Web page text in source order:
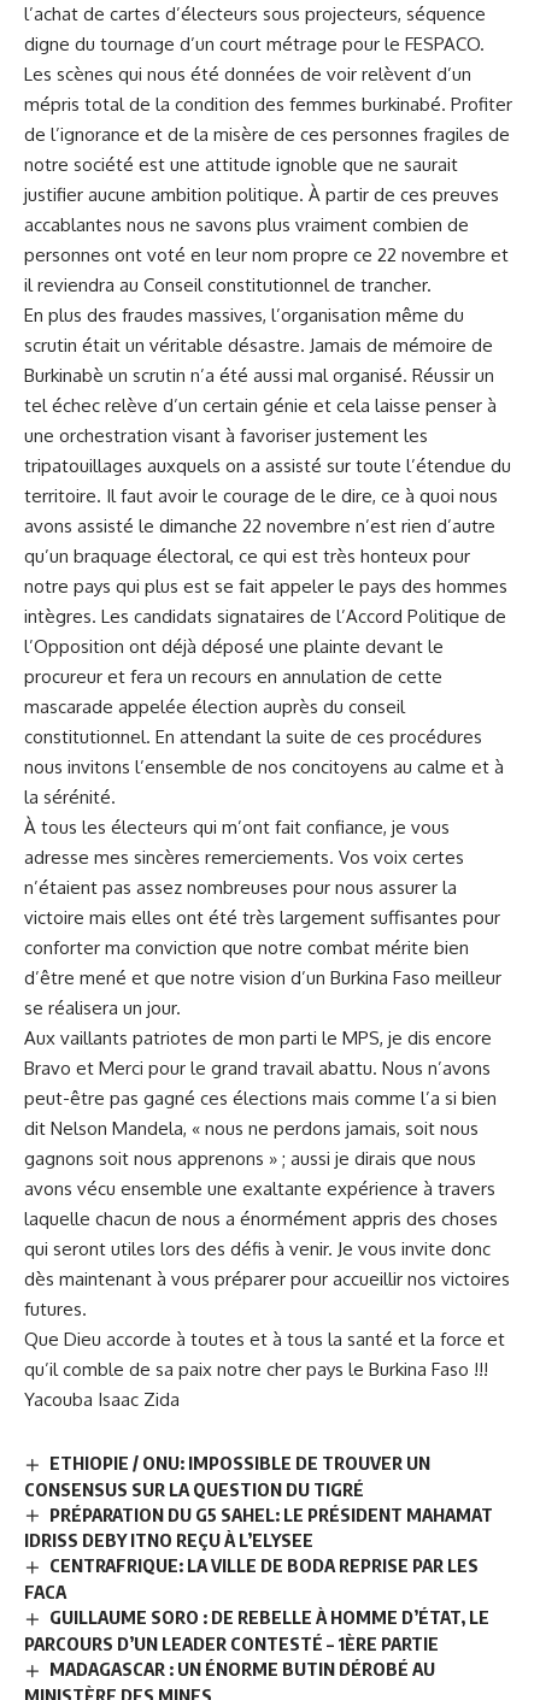
l’achat de cartes d’électeurs sous projecteurs, séquence
digne du tournage d’un court métrage pour le FESPACO.
Les scènes qui nous été données de voir relèvent d’un
mépris total de la condition des femmes burkinabé. Profiter
de l’ignorance et de la misère de ces personnes fragiles de
notre société est une attitude ignoble que ne saurait
justifier aucune ambition politique. À partir de ces preuves
accablantes nous ne savons plus vraiment combien de
personnes ont voté en leur nom propre ce 22 novembre et
il reviendra au Conseil constitutionnel de trancher.
En plus des fraudes massives, l’organisation même du
scrutin était un véritable désastre. Jamais de mémoire de
Burkinabè un scrutin n’a été aussi mal organisé. Réussir un
tel échec relève d’un certain génie et cela laisse penser à
une orchestration visant à favoriser justement les
tripatouillages auxquels on a assisté sur toute l’étendue du
territoire. Il faut avoir le courage de le dire, ce à quoi nous
avons assisté le dimanche 22 novembre n’est rien d’autre
qu’un braquage électoral, ce qui est très honteux pour
notre pays qui plus est se fait appeler le pays des hommes
intègres. Les candidats signataires de l’Accord Politique de
l’Opposition ont déjà déposé une plainte devant le
procureur et fera un recours en annulation de cette
mascarade appelée élection auprès du conseil
constitutionnel. En attendant la suite de ces procédures
nous invitons l’ensemble de nos concitoyens au calme et à
la sérénité.
À tous les électeurs qui m’ont fait confiance, je vous
adresse mes sincères remerciements. Vos voix certes
n’étaient pas assez nombreuses pour nous assurer la
victoire mais elles ont été très largement suffisantes pour
conforter ma conviction que notre combat mérite bien
d’être mené et que notre vision d’un Burkina Faso meilleur
se réalisera un jour.
Aux vaillants patriotes de mon parti le MPS, je dis encore
Bravo et Merci pour le grand travail abattu. Nous n’avons
peut-être pas gagné ces élections mais comme l’a si bien
dit Nelson Mandela, « nous ne perdons jamais, soit nous
gagnons soit nous apprenons » ; aussi je dirais que nous
avons vécu ensemble une exaltante expérience à travers
laquelle chacun de nous a énormément appris des choses
qui seront utiles lors des défis à venir. Je vous invite donc
dès maintenant à vous préparer pour accueillir nos victoires
futures.
Que Dieu accorde à toutes et à tous la santé et la force et
qu’il comble de sa paix notre cher pays le Burkina Faso !!!
Yacouba Isaac Zida
ETHIOPIE / ONU: IMPOSSIBLE DE TROUVER UN
CONSENSUS SUR LA QUESTION DU TIGRÉ
PRÉPARATION DU G5 SAHEL: LE PRÉSIDENT MAHAMAT
IDRISS DEBY ITNO REÇU À L’ELYSEE
CENTRAFRIQUE: LA VILLE DE BODA REPRISE PAR LES
FACA
GUILLAUME SORO : DE REBELLE À HOMME D’ÉTAT, LE
PARCOURS D’UN LEADER CONTESTÉ – 1ÈRE PARTIE
MADAGASCAR : UN ÉNORME BUTIN DÉROBÉ AU
MINISTÈRE DES MINES